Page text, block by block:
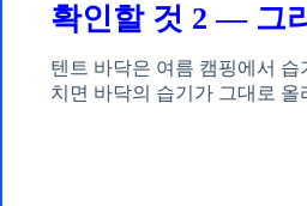
확인할 것 2 — 그
텐트 바닥은 여름 캠핑에서
치면 바닥의 습기가 그대로